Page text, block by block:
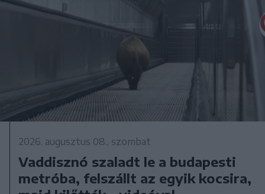
2026. augusztus 08., szombat
Vaddisznó szaladt le a budapesti
metróba, felszállt az egyik kocsira,